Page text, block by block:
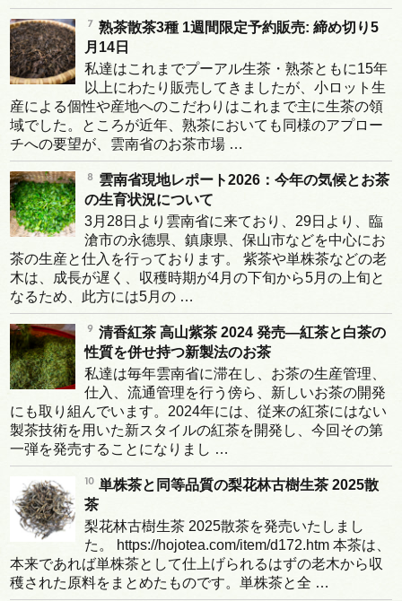
熟茶散茶3種 1週間限定予約販売: 締め切り5
月14日
私達はこれまでプーアル生茶・熟茶ともに15年
以上にわたり販売してきましたが、小ロット生
産による個性や産地へのこだわりはこれまで主に生茶の領
域でした。ところが近年、熟茶においても同様のアプロー
チへの要望が、雲南省のお茶市場 …
雲南省現地レポート2026：今年の気候とお茶
の生育状況について
3月28日より雲南省に来ており、29日より、臨
滄市の永德県、鎮康県、保山市などを中心にお
茶の生産と仕入を行っております。 紫茶や単株茶などの老
木は、成長が遅く、収穫時期が4月の下旬から5月の上旬と
なるため、此方には5月の …
清香紅茶 高山紫茶 2024 発売―紅茶と白茶の
性質を併せ持つ新製法のお茶
私達は毎年雲南省に滞在し、お茶の生産管理、
仕入、流通管理を行う傍ら、新しいお茶の開発
にも取り組んでいます。2024年には、従来の紅茶にはない
製茶技術を用いた新スタイルの紅茶を開発し、今回その第
一弾を発売することになりまし …
単株茶と同等品質の梨花林古樹生茶 2025散
茶
梨花林古樹生茶 2025散茶を発売いたしまし
た。 https://hojotea.com/item/d172.htm 本茶は、
本来であれば単株茶として仕上げられるはずの老木から収
穫された原料をまとめたものです。単株茶と全 …